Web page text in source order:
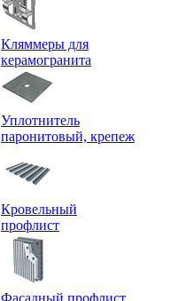
Кляммеры для
керамогранита
Уплотнитель
паронитовый, крепеж
Кровельный
профлист
Фасадный профлист